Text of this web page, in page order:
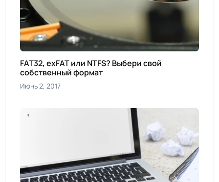
FAT32, exFAT или NTFS? Выбери свой
собственный формат
Июнь 2, 2017